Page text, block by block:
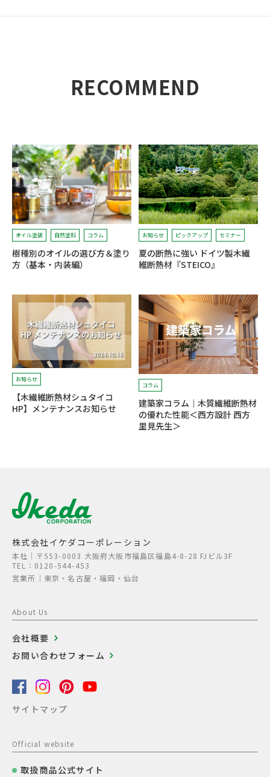
RECOMMEND
オイル塗装 自然塗料 コラム
樹種別のオイルの選び方＆塗り
方（基本・内装編）
お知らせ ピックアップ セミナー
夏の断熱に強い ドイツ製木繊
維断熱材『STEICO』
お知らせ
【木繊維断熱材シュタイコ
HP】メンテナンスお知らせ
コラム
建築家コラム｜木質繊維断熱材
の優れた性能＜西方設計 西方
里見先生＞
株式会社イケダコーポレーション
本社│〒553-0003 大阪府大阪市福島区福島4-8-28 FJビル3F
TEL：0120-544-453
営業所│東京・名古屋・福岡・仙台
About Us
会社概要
お問い合わせフォーム
サイトマップ
Official website
取扱商品公式サイト